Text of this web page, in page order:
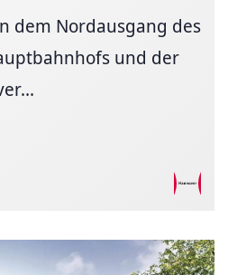
dem Nordausgang des
und der